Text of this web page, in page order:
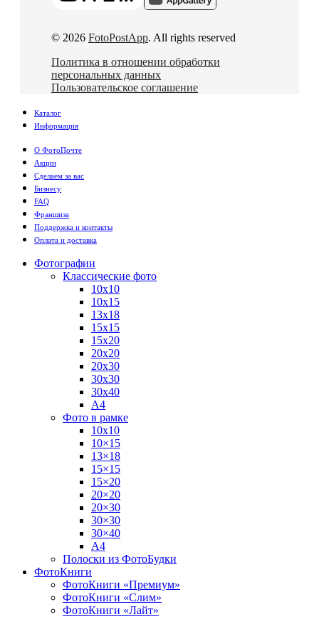
© 2026 FotoPostApp. All rights reserved
Политика в отношении обработки
персональных данных
Пользовательское соглашение
Каталог
Информация
О ФотоПочте
Акции
Сделаем за вас
Бизнесу
FAQ
Франшиза
Поддержка и контакты
Оплата и доставка
Фотографии
Классические фото
10х10
10х15
13х18
15х15
15х20
20х20
20х30
30х30
30х40
А4
Фото в рамке
10х10
10×15
13×18
15×15
15×20
20×20
20×30
30×30
30×40
A4
Полоски из ФотоБудки
ФотоКниги
ФотоКниги «Премиум»
ФотоКниги «Слим»
ФотоКниги «Лайт»